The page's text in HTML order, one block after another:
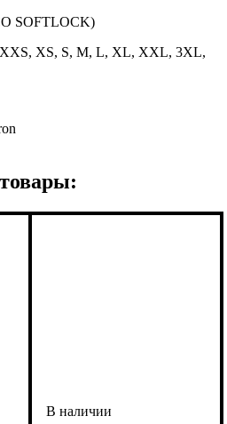
SOFTLOCK)
XS, S, M, L, XL, XXL, 3XL,